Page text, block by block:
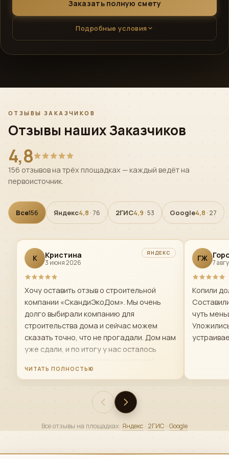
Заказать полную смету
Подробные условия
ОТЗЫВЫ ЗАКАЗЧИКОВ
Отзывы наших Заказчиков
4,8
156 отзывов на трёх площадках — каждый ведёт на
первоисточник.
Все156 Яндекс4,8 · 76 2ГИС4,9 · 53 Google4,8 · 27
К Кристина
3 июня 2026
ЯНДЕКС
Хочу оставить отзыв о строительной
компании «СкандиЭкоДом». Мы очень
долго выбирали компанию для
строительства дома и сейчас можем
сказать точно, что не прогадали. Дом нам
уже сдали, и по итогу у нас осталось
очень хорошее впечатление от всей
работы. Есть небольшие нюансы по
попросили ее заменить и нам это сделали
,так как нас не устраивало качество и
Чисто по-человечески — это очень
быстро. В спорных или непонятных
ГЖ 7
Копили
чуть
Все отзывы на площадках: Яндекс · 2ГИС · Google